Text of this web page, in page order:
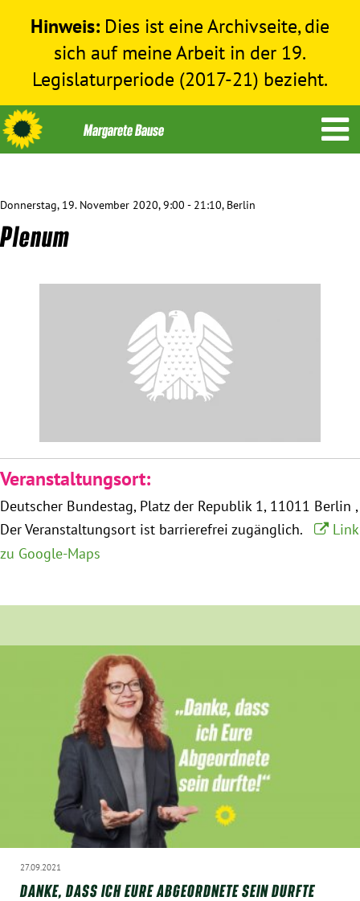
Hinweis: Dies ist eine Archivseite, die
sich auf meine Arbeit in der 19.
Legislaturperiode (2017-21) bezieht.
Themen
Bundestag 2017-2021
Obfrau im Ausschuss für Menschenrechte und
Ämter, Funktionen und Einkünfte
Besuch in Berlin
Praktikum
Patenschaftsprogramm
München
Zur Person
Kontakt
Presse
Donnerstag, 19. November 2020, 9:00 - 21:10, Berlin
Plenum
Veranstaltungsort:
Deutscher Bundestag Platz der Republik 1 11011 Berlin
Der Veranstaltungsort ist barrierefrei zugänglich.
Link
zu Google-Maps
27.09.2021
DANKE, DASS ICH EURE ABGEORDNETE SEIN DURFTE